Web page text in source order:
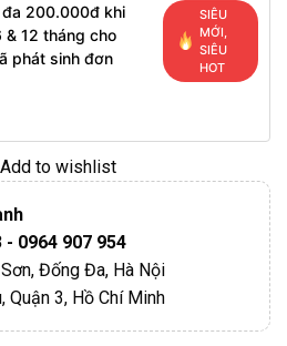
đa 200.000đ khi
& 12 tháng cho
phát sinh đơn
SIÊU
MỚI,
SIÊU
HOT
Add to wishlist
0964 907 954
Đống Đa, Hà Nội
Quận 3, Hồ Chí Minh